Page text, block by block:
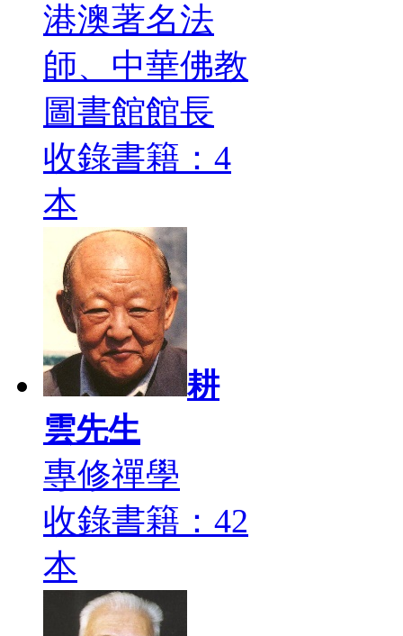
港澳著名法
師、中華佛教
圖書館館長
收錄書籍：4
本
耕
雲先生
專修禪學
收錄書籍：42
本